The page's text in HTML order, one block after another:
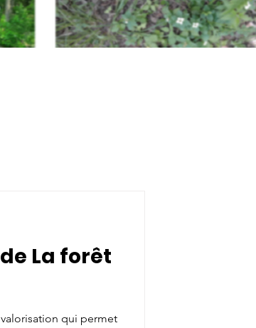
La forêt
qui permet